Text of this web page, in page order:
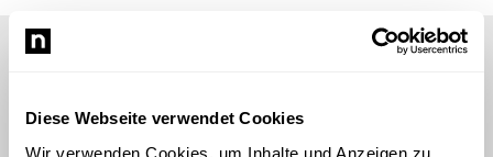
Diese Webseite verwendet Cookies
Wir verwenden Cookies, um Inhalte und Anzeigen zu